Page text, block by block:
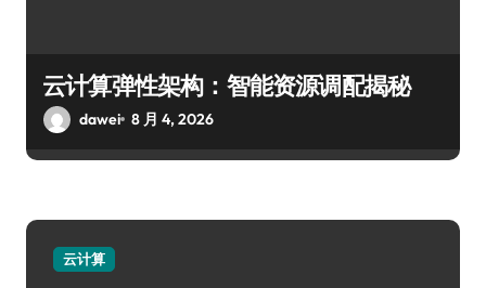
云计算弹性架构：智能资源调配揭秘
dawei 8 月 4, 2026
云计算